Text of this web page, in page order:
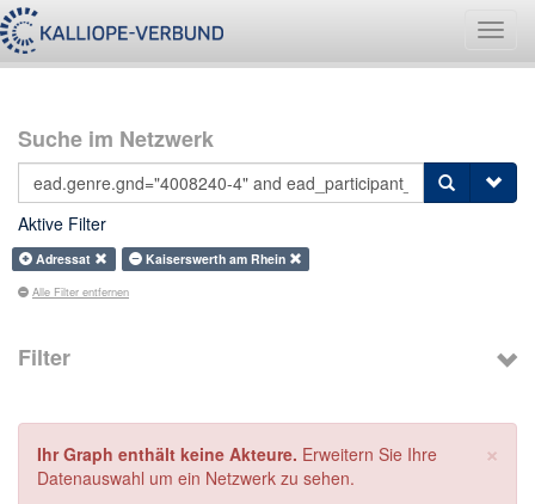
Suche im Netzwerk
Aktive Filter
Adressat Kaiserswerth am Rhein
Alle Filter entfernen
Filter
×
Ihr Graph enthält keine Akteure. Erweitern Sie Ihre
Datenauswahl um ein Netzwerk zu sehen.